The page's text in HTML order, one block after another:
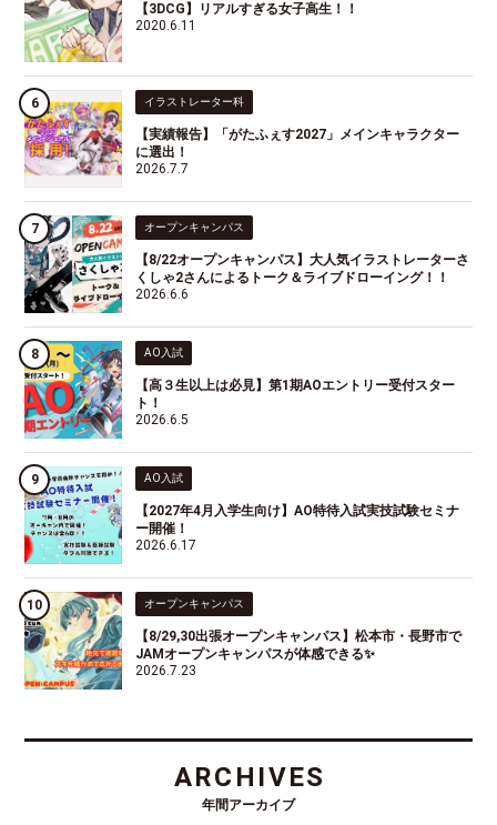
【3DCG】リアルすぎる女子高生！！
2020.6.11
イラストレーター科
【実績報告】「がたふぇす2027」メインキャラクター
に選出！
2026.7.7
オープンキャンパス
【8/22オープンキャンパス】大人気イラストレーターさ
くしゃ2さんによるトーク＆ライブドローイング！！
2026.6.6
AO入試
【高３生以上は必見】第1期AOエントリー受付スター
ト！
2026.6.5
AO入試
【2027年4月入学生向け】AO特待入試実技試験セミナ
ー開催！
2026.6.17
オープンキャンパス
【8/29,30出張オープンキャンパス】松本市・長野市で
JAMオープンキャンパスが体感できる✨
2026.7.23
ARCHIVES
年間アーカイブ